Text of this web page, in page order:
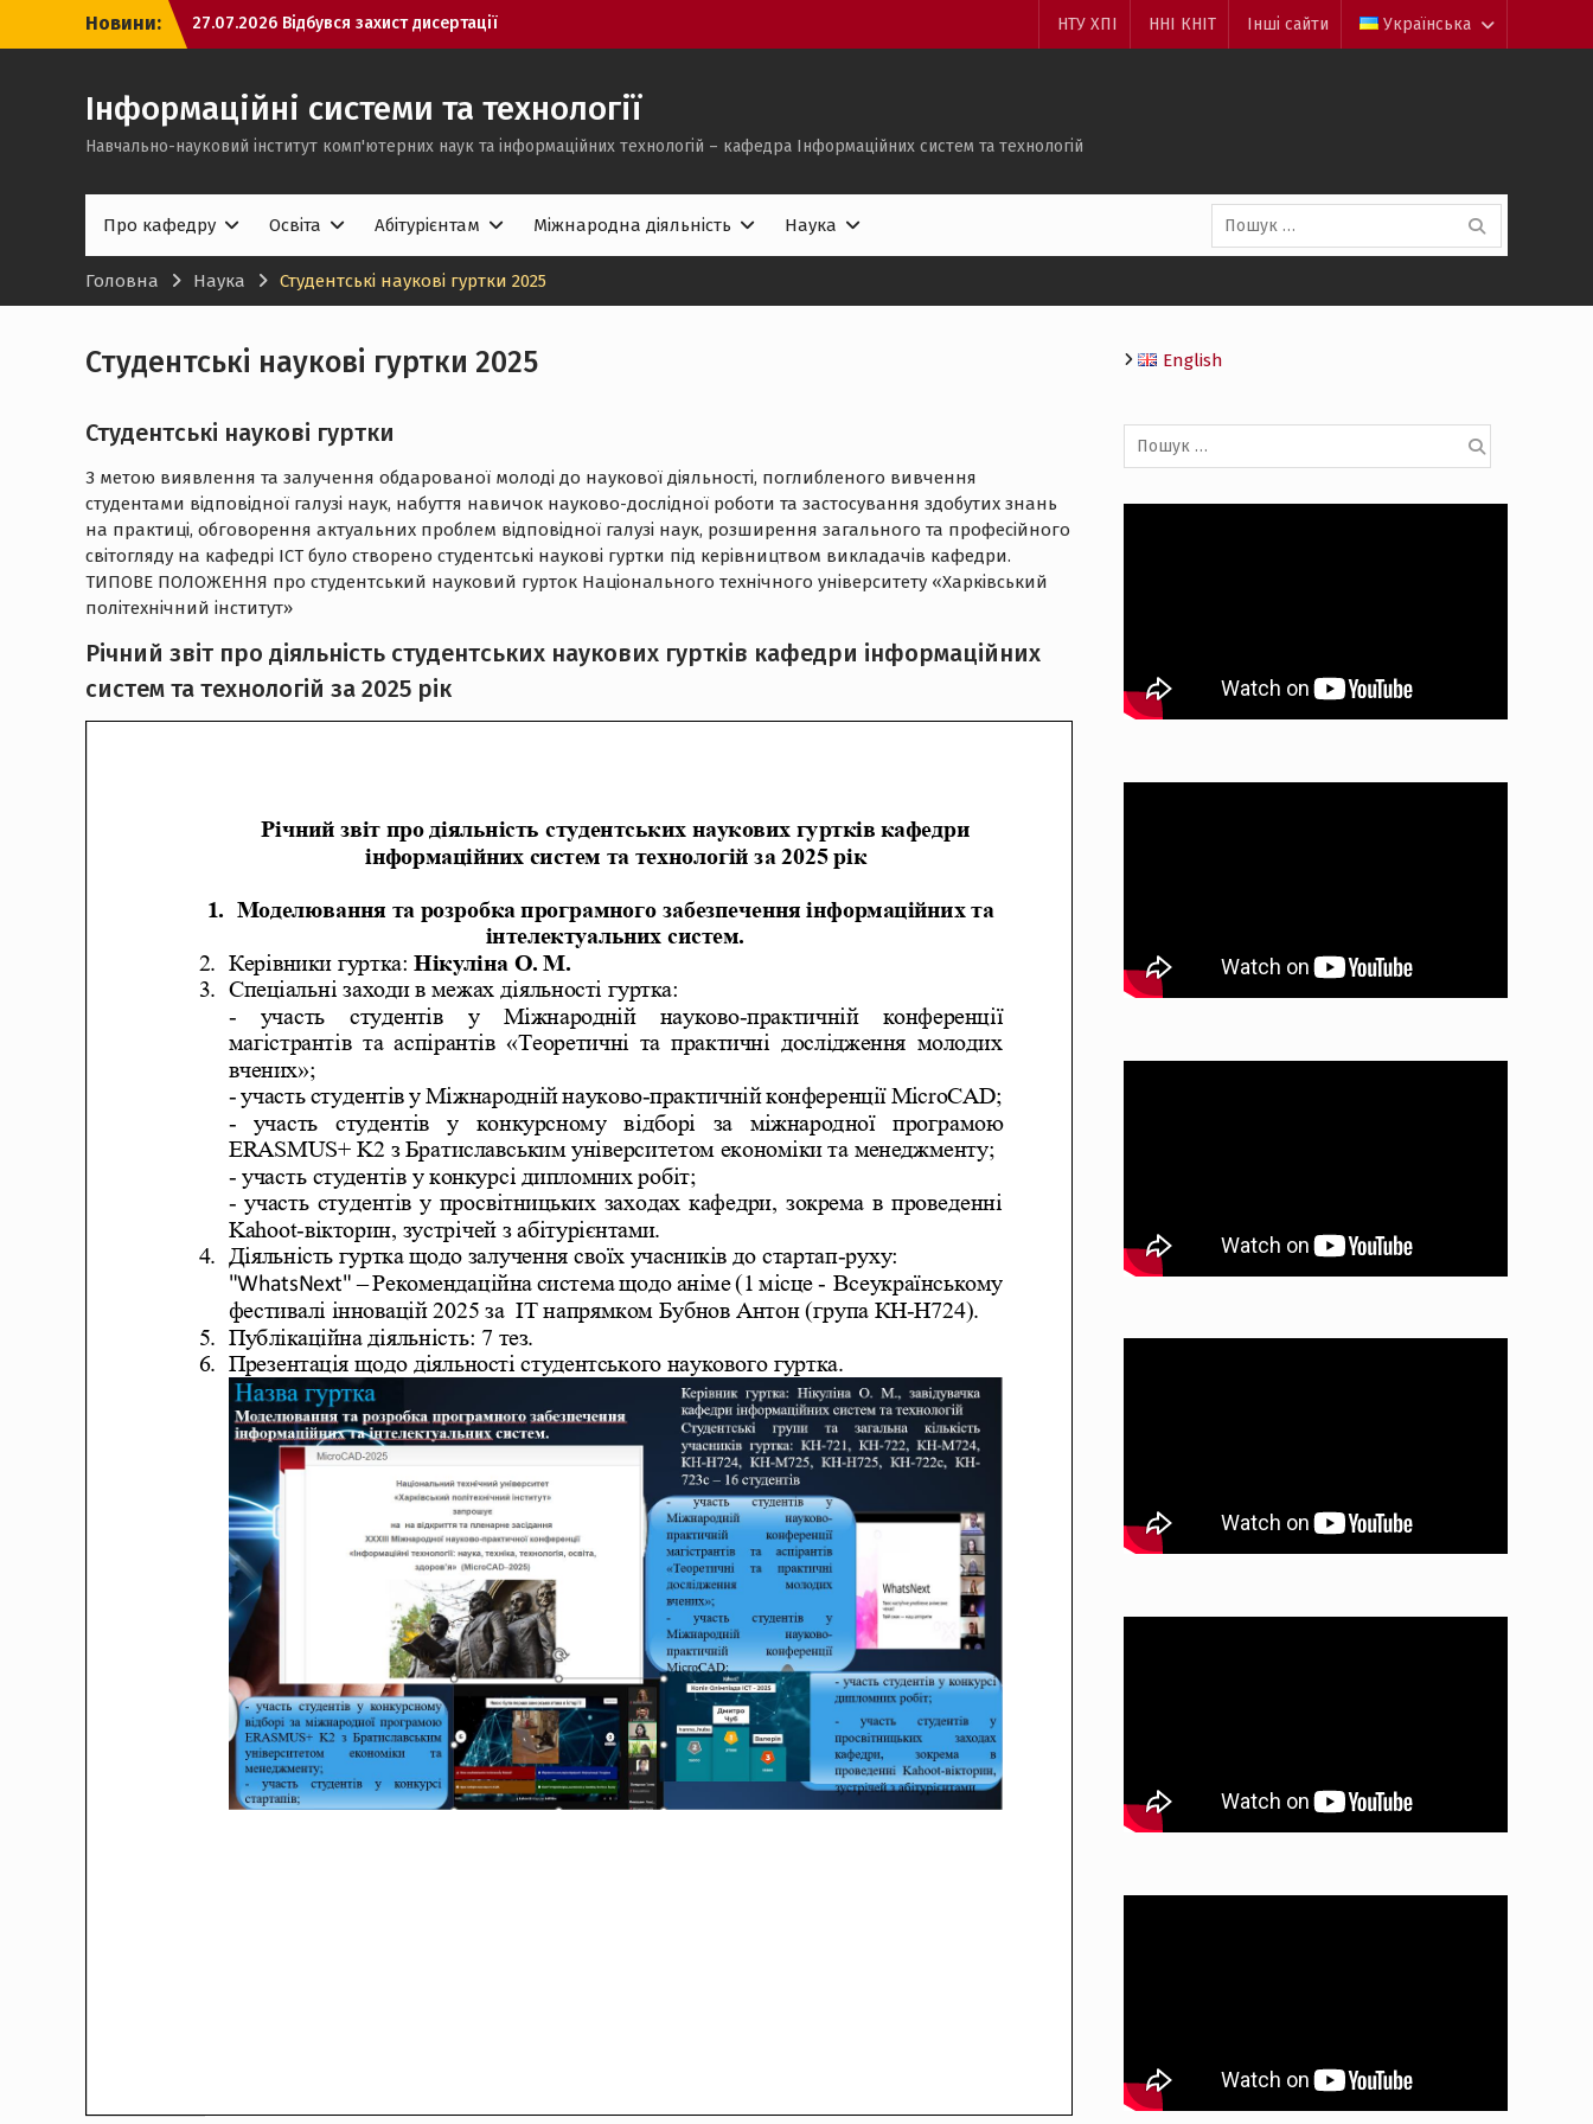
Новини:
27.07.2026 Відбувся захист дисертації
першого аспіранта кафедри
САМЕ СТАТИ?
💻 Обираєте ІТ-спеціальність, але ще
не до кінця розумієте, який напрям
НТУ ХПІ ННІ КНІТ Інші сайти Українська
Інформаційні системи та технології
Навчально-науковий інститут комп'ютерних наук та інформаційних технологій – кафедра Інформаційних систем та технологій
Про кафедру Освіта Абітурієнтам Міжнародна діяльність Наука
Пошук:
Головна Наука Студентські наукові гуртки 2025
Студентські наукові гуртки 2025
Студентські наукові гуртки
З метою виявлення та залучення обдарованої молоді до наукової діяльності, поглибленого вивчення
студентами відповідної галузі наук, набуття навичок науково-дослідної роботи та застосування здобутих знань
на практиці, обговорення актуальних проблем відповідної галузі наук, розширення загального та професійного
світогляду на кафедрі ІСТ було створено студентські наукові гуртки під керівництвом викладачів кафедри.
ТИПОВЕ ПОЛОЖЕННЯ про студентський науковий гурток Національного технічного університету «Харківський
політехнічний інститут»
Річний звіт про діяльність студентських наукових гуртків кафедри інформаційних
систем та технологій за 2025 рік
English
Пошук: